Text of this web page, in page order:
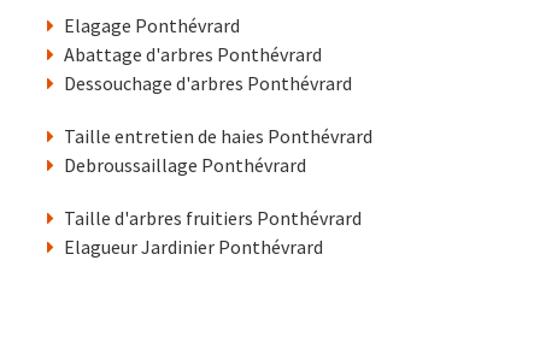
Elagage Ponthévrard
Abattage d'arbres Ponthévrard
Dessouchage d'arbres Ponthévrard
Taille entretien de haies Ponthévrard
Debroussaillage Ponthévrard
Taille d'arbres fruitiers Ponthévrard
Elagueur Jardinier Ponthévrard